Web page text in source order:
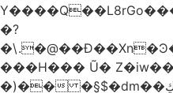
�?
���H��� Ũ�
�)�� �§$�dm��ڮ�Ĭ�mT�t��